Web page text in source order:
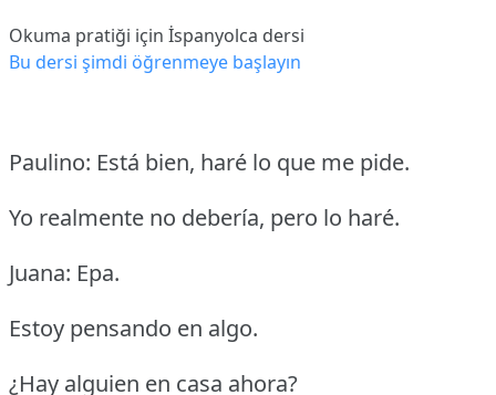
Okuma pratiği için İspanyolca dersi
Bu dersi şimdi öğrenmeye başlayın
Paulino: Está bien, haré lo que me pide.
Yo realmente no debería, pero lo haré.
Juana: Epa.
Estoy pensando en algo.
¿Hay alguien en casa ahora?